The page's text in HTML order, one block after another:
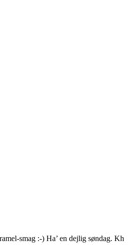
smag :-) Ha’ en dejlig søndag. Kh